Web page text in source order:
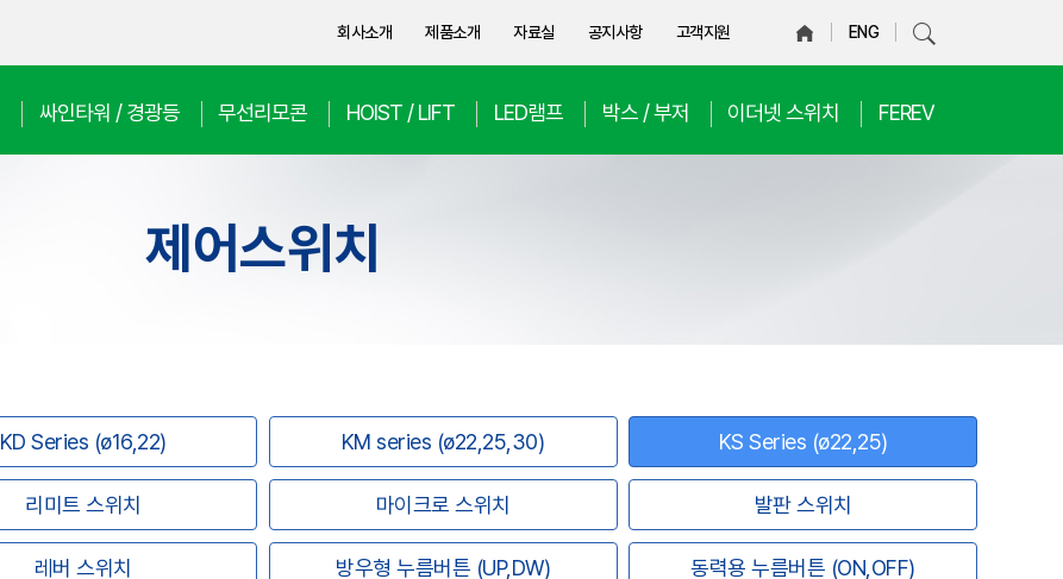
싸인타워 / 경광등 무선리모콘 HOIST / LIFT LED램프 박스 / 부저 이더넷 스위치 FEREV
회사소개 제품소개 자료실 공지사항 고객지원 ENG
제어스위치
KD Series (ø16,22) KM series (ø22,25,30) KS Series (ø22,25)
리미트 스위치 마이크로 스위치 발판 스위치
레버 스위치 방우형 누름버튼 (UP,DW) 동력용 누름버튼 (ON,OFF)